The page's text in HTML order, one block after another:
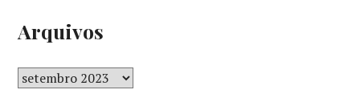
Arquivos